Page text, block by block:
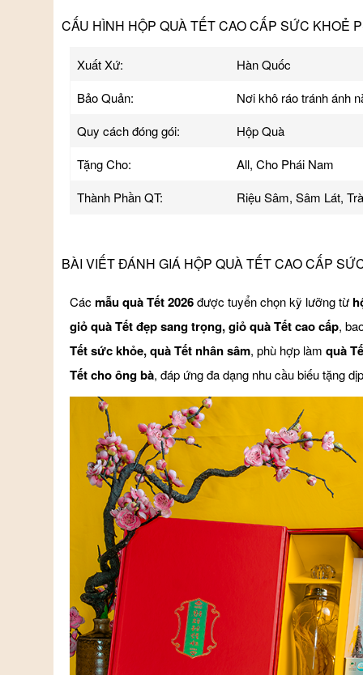
CẤU HÌNH HỘP QUÀ TẾT CAO CẤP SỨC KHOẺ
Xuất Xứ:
Hàn Quốc
Bảo Quản:
Nơi khô ráo tránh ánh
Quy cách đóng gói:
Hộp Quà
Tặng Cho:
All, Cho Phái Nam
Thành Phần QT:
Riệu Sâm, Sâm Lát,
BÀI VIẾT ĐÁNH GIÁ HỘP QUÀ TẾT CAO CẤP
Các mẫu quà Tết 2026được tuyển chọn kỹ lưỡng từ
giỏ quà Tết đẹp sang trọng, giỏ quà Tết cao cấp,
Tết sức khỏe, quà Tết nhân sâm, phù hợp làm quà
Tết cho ông bà, đáp ứng đa dạng nhu cầu biếu tặng